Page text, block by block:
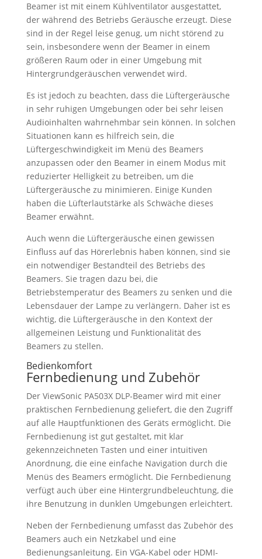
Beamer ist mit einem Kühlventilator ausgestattet,
der während des Betriebs Geräusche erzeugt. Diese
sind in der Regel leise genug, um nicht störend zu
sein, insbesondere wenn der Beamer in einem
größeren Raum oder in einer Umgebung mit
Hintergrundgeräuschen verwendet wird.
Es ist jedoch zu beachten, dass die Lüftergeräusche
in sehr ruhigen Umgebungen oder bei sehr leisen
Audioinhalten wahrnehmbar sein können. In solchen
Situationen kann es hilfreich sein, die
Lüftergeschwindigkeit im Menü des Beamers
anzupassen oder den Beamer in einem Modus mit
reduzierter Helligkeit zu betreiben, um die
Lüftergeräusche zu minimieren. Einige Kunden
haben die Lüfterlautstärke als Schwäche dieses
Beamer erwähnt.
Auch wenn die Lüftergeräusche einen gewissen
Einfluss auf das Hörerlebnis haben können, sind sie
ein notwendiger Bestandteil des Betriebs des
Beamers. Sie tragen dazu bei, die
Betriebstemperatur des Beamers zu senken und die
Lebensdauer der Lampe zu verlängern. Daher ist es
wichtig, die Lüftergeräusche in den Kontext der
allgemeinen Leistung und Funktionalität des
Beamers zu stellen.
Bedienkomfort
Fernbedienung und Zubehör
Der ViewSonic PA503X DLP-Beamer wird mit einer
praktischen Fernbedienung geliefert, die den Zugriff
auf alle Hauptfunktionen des Geräts ermöglicht. Die
Fernbedienung ist gut gestaltet, mit klar
gekennzeichneten Tasten und einer intuitiven
Anordnung, die eine einfache Navigation durch die
Menüs des Beamers ermöglicht. Die Fernbedienung
verfügt auch über eine Hintergrundbeleuchtung, die
ihre Benutzung in dunklen Umgebungen erleichtert.
Neben der Fernbedienung umfasst das Zubehör des
Beamers auch ein Netzkabel und eine
Bedienungsanleitung. Ein VGA-Kabel oder HDMI-